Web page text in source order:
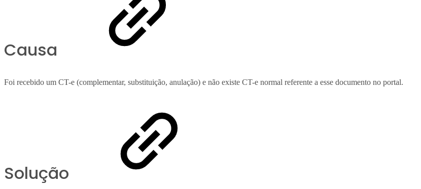
Causa
Foi recebido um CT-e (complementar, substituição, anulação) e não existe CT-e normal referente a esse documento no portal.
Solução